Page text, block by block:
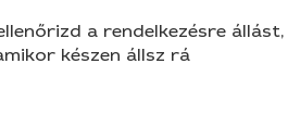
a rendelkezésre
készen állsz rá